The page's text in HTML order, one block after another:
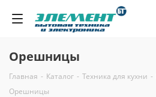
Орешницы
Главная - Каталог - Техника для кухни -
Орешницы